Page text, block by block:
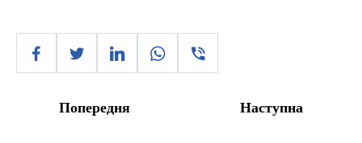
Попередня Наступна